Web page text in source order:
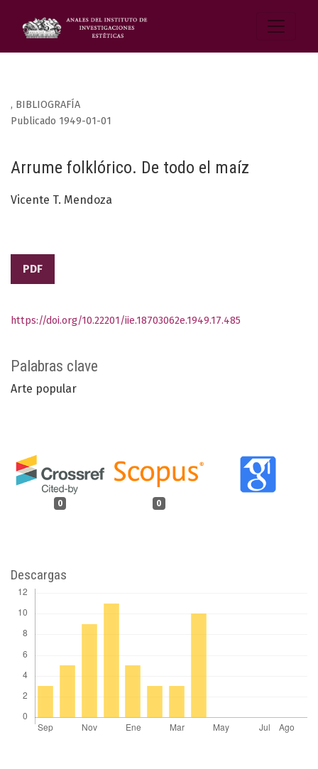
, BIBLIOGRAFÍA
Arrume folklórico. De todo el maíz
Publicado 1949-01-01
Vicente T. Mendoza
PDF
Palabras clave
Arte popular
0 0
https://doi.org/10.22201/iie.18703062e.1949.17.485
Descargas